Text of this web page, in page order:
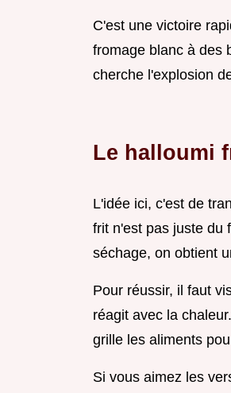
C'est une victoire
fromage blanc à des
cherche l'explosion
Le halloumi
L'idée ici, c'est de
frit n'est pas juste du
séchage, on obtient
Pour réussir, il faut
réagit avec la
grille les aliments
Si vous aimez les